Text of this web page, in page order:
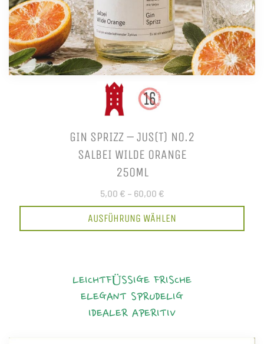
GIN SPRIZZ – JUS(T) NO.2
SALBEI WILDE ORANGE
250ML
5,00 € – 60,00 €
AUSFÜHRUNG WÄHLEN
LEICHTFÜSSIGE FRISCHE
ELEGANT SPRUDELIG
IDEALER APERITIV